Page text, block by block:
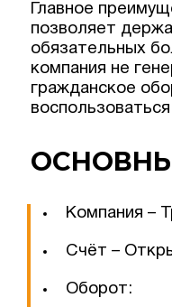
Главное
позволяет
обязательных
компания не
гражданское
Компания –
Счёт –
Оборот: